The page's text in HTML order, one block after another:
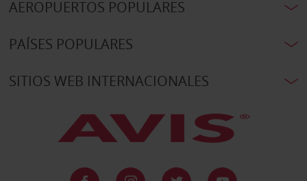
AEROPUERTOS POPULARES
PAÍSES POPULARES
SITIOS WEB INTERNACIONALES